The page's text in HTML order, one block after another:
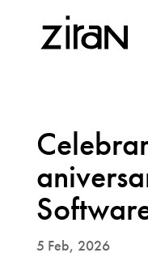
5 Feb, 2026